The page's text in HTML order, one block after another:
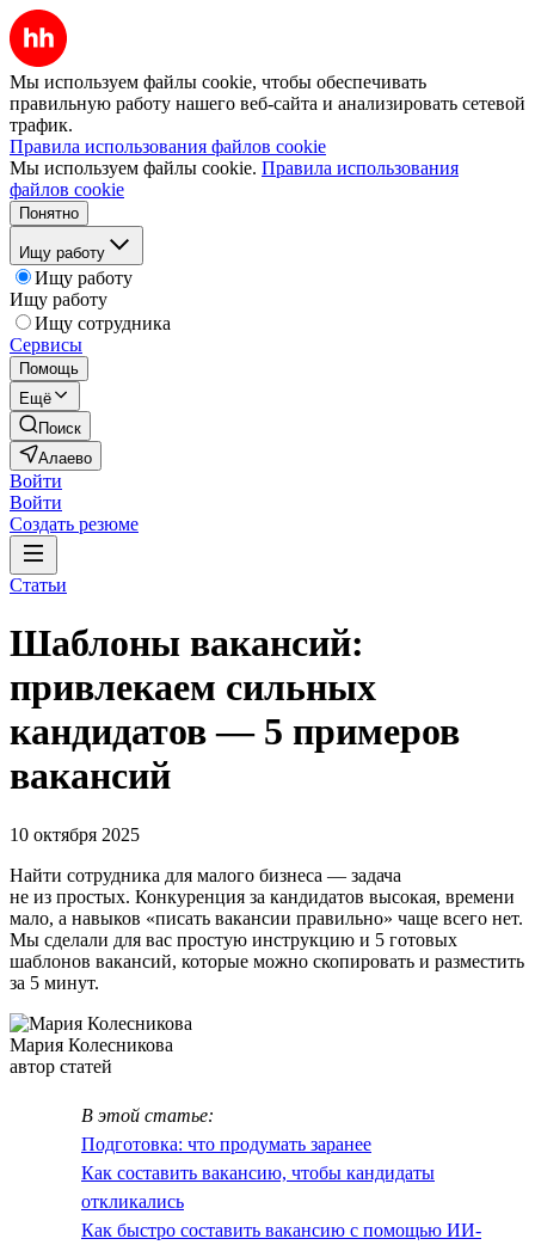
Мы используем файлы cookie, чтобы обеспечивать
правильную работу нашего веб-сайта и анализировать сетевой
трафик.
Правила использования файлов cookie
Мы используем файлы cookie. Правила использования
файлов cookie
Понятно
Ищу работу
Ищу работу
Ищу работу
Ищу сотрудника
Сервисы
Помощь
Ещё
Поиск
Алаево
Войти
Войти
Создать резюме
Статьи
Шаблоны вакансий:
привлекаем сильных
кандидатов — 5 примеров
вакансий
10 октября 2025
Найти сотрудника для малого бизнеса — задача
не из простых. Конкуренция за кандидатов высокая, времени
мало, а навыков «писать вакансии правильно» чаще всего нет.
Мы сделали для вас простую инструкцию и 5 готовых
шаблонов вакансий, которые можно скопировать и разместить
за 5 минут.
Мария Колесникова
автор статей
В этой статье:
Подготовка: что продумать заранее
Как составить вакансию, чтобы кандидаты
откликались
Как быстро составить вакансию с помощью ИИ-